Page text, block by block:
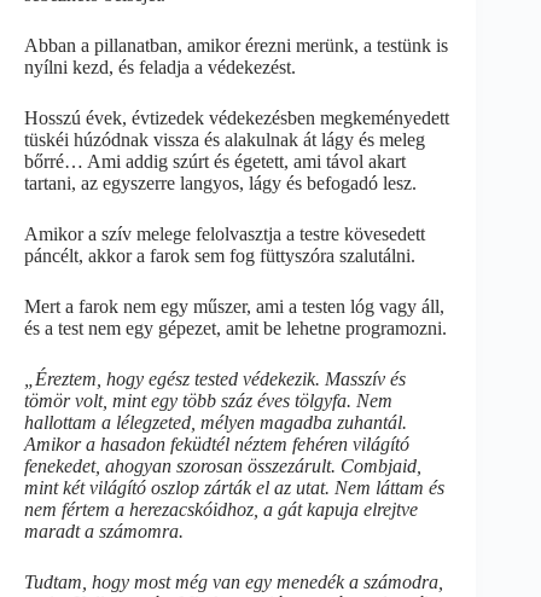
Abban a pillanatban, amikor érezni merünk, a testünk is
nyílni kezd, és feladja a védekezést.
Hosszú évek, évtizedek védekezésben megkeményedett
tüskéi húzódnak vissza és alakulnak át lágy és meleg
bőrré… Ami addig szúrt és égetett, ami távol akart
tartani, az egyszerre langyos, lágy és befogadó lesz.
Amikor a szív melege felolvasztja a testre kövesedett
páncélt, akkor a farok sem fog füttyszóra szalutálni.
Mert a farok nem egy műszer, ami a testen lóg vagy áll,
és a test nem egy gépezet, amit be lehetne programozni.
„Éreztem, hogy egész tested védekezik. Masszív és
tömör volt, mint egy több száz éves tölgyfa. Nem
hallottam a lélegzeted, mélyen magadba zuhantál.
Amikor a hasadon feküdtél néztem fehéren világító
fenekedet, ahogyan szorosan összezárult. Combjaid,
mint két világító oszlop zárták el az utat. Nem láttam és
nem fértem a herezacskóidhoz, a gát kapuja elrejtve
maradt a számomra.
Tudtam, hogy most még van egy menedék a számodra,